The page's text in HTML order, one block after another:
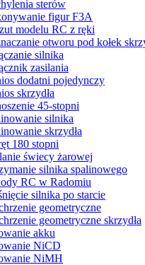
sterów
figur F3A
modelu RC z ręki
otworu pod kołek
silnika
zasilania
dodatni pojedynczy
skrzydła
45-stopni
silnika
skrzydła
180 stopni
świecy żarowej
silnika spalinowego
RC w Radomiu
silnika po starcie
geometryczne
geometryczne skrzydła
akku
NiCD
NiMH